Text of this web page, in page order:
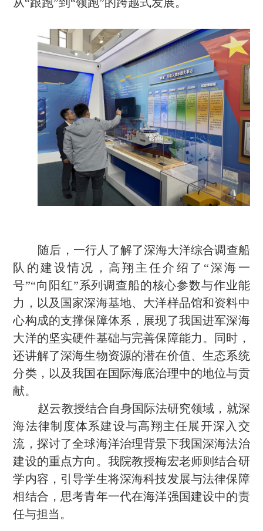
随后，一行人了解了深海大洋综合调查船
队的建设情况，高翔主任介绍了 “深海一
号”“向阳红”系列调查船的核心参数与作业能
力，以及国家深海基地、大洋样品馆和资料中
心构成的支撑保障体系，展现了我国进军深海
大洋的坚实硬件基础与完善保障能力。同时，
还讲解了深海生物资源的潜在价值、生态系统
分类，以及我国在国际海底治理中的地位与贡
献。
赵云教授结合自身国际法研究领域，就深
海法律制度体系建设与高翔主任展开深入交
流，探讨了全球海洋治理背景下我国深海法治
建设的重点方向。我院教授梅宏老师则结合研
学内容，引导学生将深海科技发展与法律保障
相结合，思考青年一代在海洋强国建设中的责
任与担当。